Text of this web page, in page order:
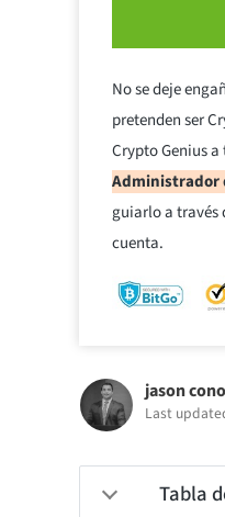
No se deje
pretenden ser
Crypto Genius
Administrador
guiarlo a través
cuenta.
jason
Last
Tabla